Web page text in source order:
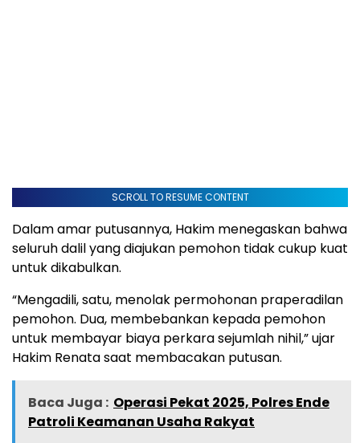
SCROLL TO RESUME CONTENT
Dalam amar putusannya, Hakim menegaskan bahwa
seluruh dalil yang diajukan pemohon tidak cukup kuat
untuk dikabulkan.
“Mengadili, satu, menolak permohonan praperadilan
pemohon. Dua, membebankan kepada pemohon
untuk membayar biaya perkara sejumlah nihil,” ujar
Hakim Renata saat membacakan putusan.
Baca Juga : Operasi Pekat 2025, Polres Ende
Patroli Keamanan Usaha Rakyat